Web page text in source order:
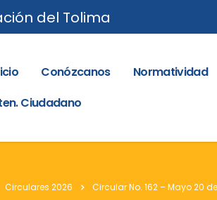
del Tolima
Conózcanos Normatividad
Ciudadano
Circulares 2026 Circular No. 162 – Mayo 20